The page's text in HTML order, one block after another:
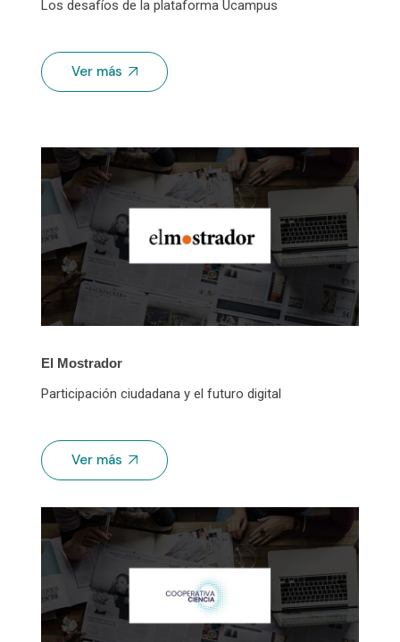
Los desafíos de la plataforma Ucampus
Ver más
El Mostrador
Participación ciudadana y el futuro digital
Ver más